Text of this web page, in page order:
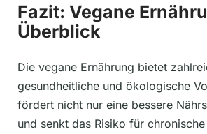
Fazit: Vegane
Überblick
Die vegane Ernährung bietet
gesundheitliche und ökologische
fördert nicht nur eine bessere
und senkt das Risiko für